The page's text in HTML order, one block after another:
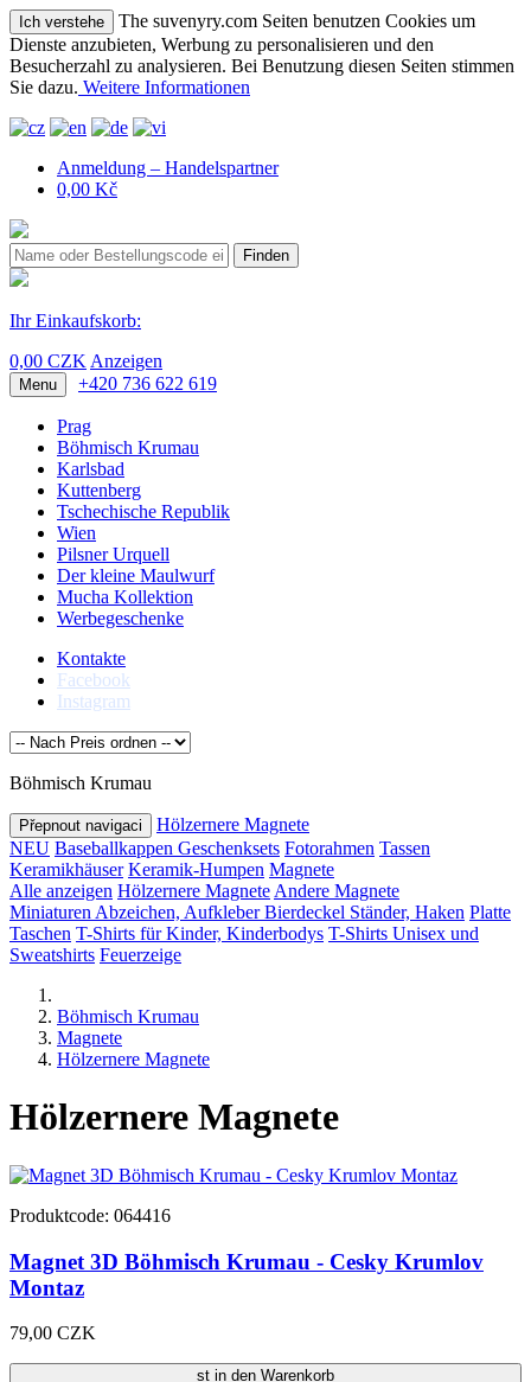
Ich verstehe
The suvenyry.com Seiten benutzen Cookies um
Dienste anzubieten, Werbung zu personalisieren und den
Besucherzahl zu analysieren. Bei Benutzung diesen Seiten stimmen
Sie dazu. Weitere Informationen
Anmeldung – Handelspartner
0,00 Kč
Finden
Ihr Einkaufskorb:
0,00 CZK Anzeigen
Menu +420 736 622 619
Prag
Böhmisch Krumau
Karlsbad
Kuttenberg
Tschechische Republik
Wien
Pilsner Urquell
Der kleine Maulwurf
Mucha Kollektion
Werbegeschenke
Kontakte
Facebook
Instagram
Böhmisch Krumau
Přepnout navigaci
Hölzernere Magnete
NEU Baseballkappen Geschenksets Fotorahmen Tassen
Keramikhäuser Keramik-Humpen Magnete
Alle anzeigen Hölzernere Magnete Andere Magnete
Miniaturen Abzeichen, AufkleberBierdeckel Ständer, Haken Platte
Taschen T-Shirts für Kinder, Kinderbodys T-Shirts Unisex und
Sweatshirts Feuerzeige
Böhmisch Krumau
Magnete
Hölzernere Magnete
Hölzernere Magnete
Produktcode: 064416
Magnet 3D Böhmisch Krumau - Cesky Krumlov
Montaz
79,00 CZK
st in den Warenkorb